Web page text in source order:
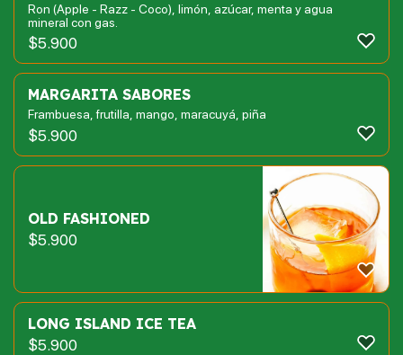
Ron (Apple - Razz - Coco), limón, azúcar, menta y agua
mineral con gas.
$5.900
MARGARITA SABORES
Frambuesa, frutilla, mango, maracuyá, piña
$5.900
OLD FASHIONED
$5.900
LONG ISLAND ICE TEA
$5.900